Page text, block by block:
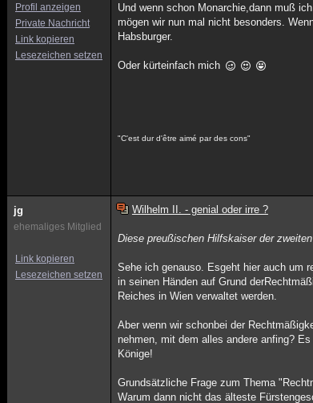
Profil anzeigen
Private Nachricht
Link kopieren
Lesezeichen setzen
Und wenn schon Monarchie,dann muß
mögen wir nun mal nicht besonders.
Habsburger.
Oder kürteinfach mich
"C'est dur d'être aimé par des cons"
jg
ehemaliges Mitglied
Link kopieren
Lesezeichen setzen
Wilhelm II. - genial oder irre ?
Diese preußischen Hilfskaiser der
Sehe ich genauso. Esgeht hier auch um
in seinen Händen auf Grund
Reiches in Wien verwaltet werden.
Aber wenn wir schonbei der
nehmen, mit dem alles andere anfing?
Könige!
Grundsätzliche Frage zum Thema
Warum dann nicht das älteste